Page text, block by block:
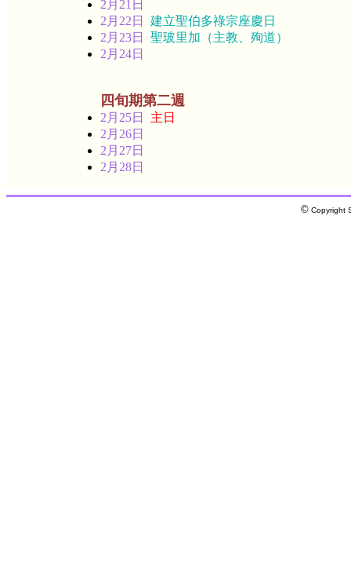
2月21日
2月22日 建立聖伯多祿宗座慶日
2月23日 聖玻里加（主教、殉道）
2月24日
四旬期第二週
2月25日 主日
2月26日
2月27日
2月28日
© Copyright